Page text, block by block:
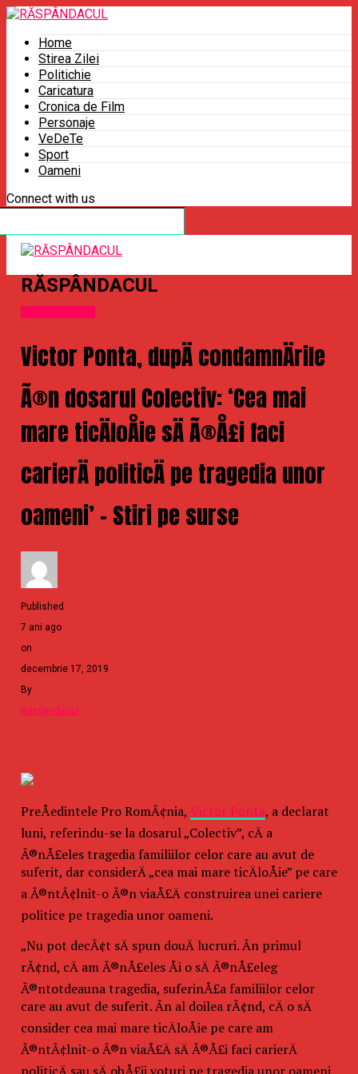
Home
Stirea Zilei
Politichie
Caricatura
Cronica de Film
Personaje
VeDeTe
Sport
Oameni
Connect with us
RĂSPÂNDACUL
Victor Ponta, dupÄ condamnÄrile
Ã®n dosarul Colectiv: ‘Cea mai
mare ticÄloÅie sÄ Ã®Å£i faci
carierÄ politicÄ pe tragedia unor
oameni’ – Stiri pe surse
Published
7 ani ago
on
decembrie 17, 2019
By
Raspandacul
PreÅedintele Pro RomÃ¢nia, Victor Ponta, a declarat
luni, referindu-se la dosarul „Colectiv”, cÄ a
Ã®nÅ£eles tragedia familiilor celor care au avut de
suferit, dar considerÄ „cea mai mare ticÄloÅie” pe care
a Ã®ntÃ¢lnit-o Ã®n viaÅ£Ä construirea unei cariere
politice pe tragedia unor oameni.
„Nu pot decÃ¢t sÄ spun douÄ lucruri. Ãn primul
rÃ¢nd, cÄ am Ã®nÅ£eles Åi o sÄ Ã®nÅ£eleg
Ã®ntotdeauna tragedia, suferinÅ£a familiilor celor
care au avut de suferit. Ãn al doilea rÃ¢nd, cÄ o sÄ
consider cea mai mare ticÄloÅie pe care am
Ã®ntÃ¢lnit-o Ã®n viaÅ£Ä sÄ Ã®Å£i faci carierÄ
politicÄ sau sÄ obÅ£ii voturi pe tragedia unor oameni.